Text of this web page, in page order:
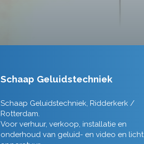
Schaap Geluidstechniek
Schaap Geluidstechniek, Ridderkerk /
Rotterdam.
Voor verhuur, verkoop, installatie en
onderhoud van geluid- en video en licht